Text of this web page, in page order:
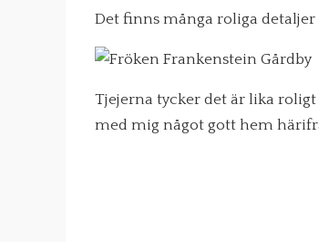
Det finns många roliga
Tjejerna tycker det är lika
med mig något gott hem